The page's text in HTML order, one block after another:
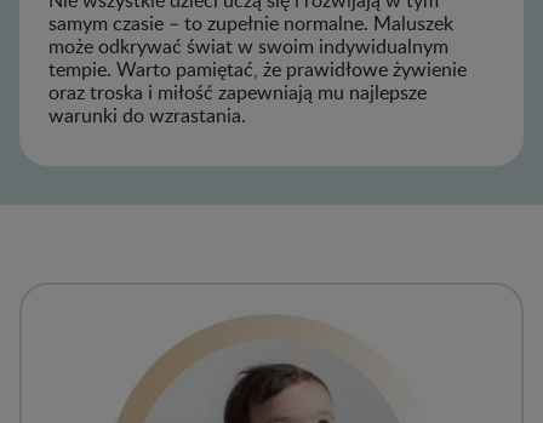
samym czasie – to zupełnie normalne. Maluszek
może odkrywać świat w swoim indywidualnym
tempie. Warto pamiętać, że prawidłowe żywienie
oraz troska i miłość zapewniają mu najlepsze
warunki do wzrastania.